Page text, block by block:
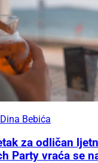
Bebića
za odličan
Party vraća se